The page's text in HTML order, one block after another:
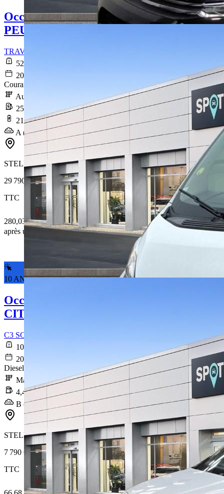
Occasion
PEUGEOT TRAVELLER
TRAVELLER Standard Electrique 50 kWh 136ch Active
52 421 km
2020-11-02
Courant électrique
Automatique
25,4 kWh/100km
219 km
A (0 g/km)
STELLANTIS &YOU MARSEILLE MICHELET
29 790 €
TTC
280,03 € /Mois
après un premier loyer de 8 937 €
10 ANS DE GARANTIE*
Occasion
CITROEN C3
C3 SOCIETE BLUEHDI 100 S&S BVM FEEL BUSINESS R
108 184 km
2020-03-10
Diesel
Manuelle
4,4 l/100km
B (115 g/km)
STELLANTIS &YOU ORVAULT
7 790 €
TTC